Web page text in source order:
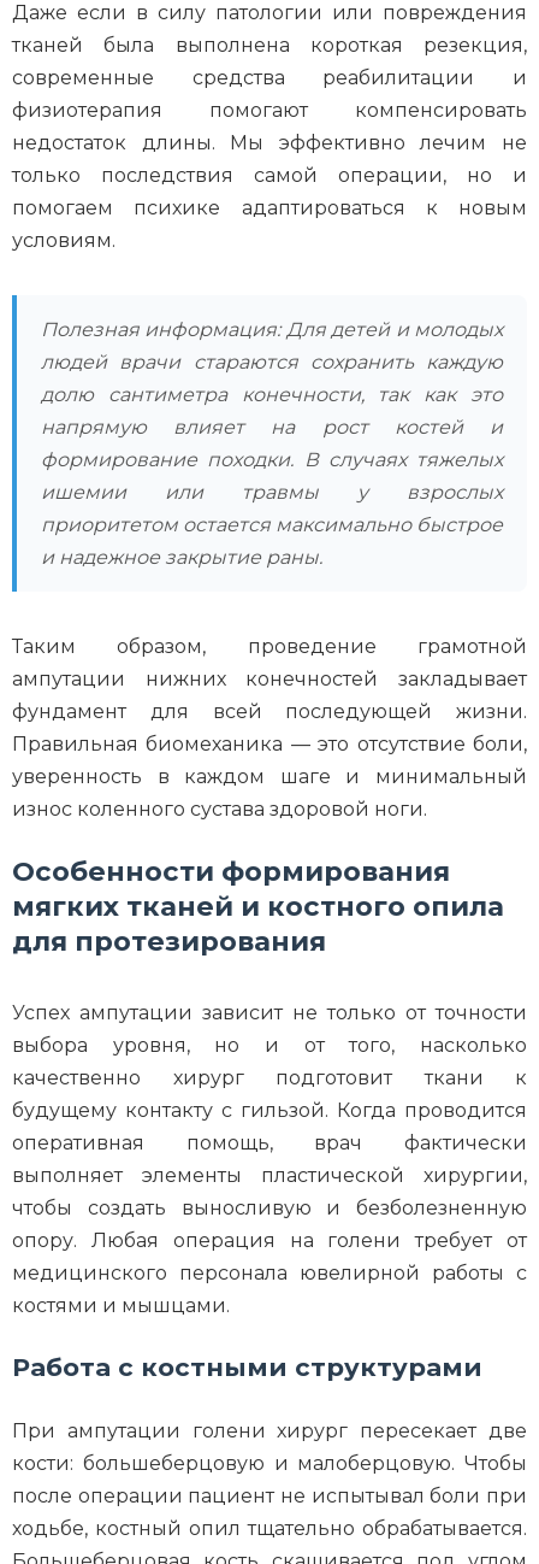
Даже если в силу патологии или повреждения
тканей была выполнена короткая резекция,
современные средства реабилитации и
физиотерапия помогают компенсировать
недостаток длины. Мы эффективно лечим не
только последствия самой операции, но и
помогаем психике адаптироваться к новым
условиям.
Полезная информация: Для детей и молодых
людей врачи стараются сохранить каждую
долю сантиметра конечности, так как это
напрямую влияет на рост костей и
формирование походки. В случаях тяжелых
ишемии или травмы у взрослых
приоритетом остается максимально быстрое
и надежное закрытие раны.
Таким образом, проведение грамотной
ампутации нижних конечностей закладывает
фундамент для всей последующей жизни.
Правильная биомеханика — это отсутствие боли,
уверенность в каждом шаге и минимальный
износ коленного сустава здоровой ноги.
Особенности формирования
мягких тканей и костного опила
для протезирования
Успех ампутации зависит не только от точности
выбора уровня, но и от того, насколько
качественно хирург подготовит ткани к
будущему контакту с гильзой. Когда проводится
оперативная помощь, врач фактически
выполняет элементы пластической хирургии,
чтобы создать выносливую и безболезненную
опору. Любая операция на голени требует от
медицинского персонала ювелирной работы с
костями и мышцами.
Работа с костными структурами
При ампутации голени хирург пересекает две
кости: большеберцовую и малоберцовую. Чтобы
после операции пациент не испытывал боли при
ходьбе, костный опил тщательно обрабатывается.